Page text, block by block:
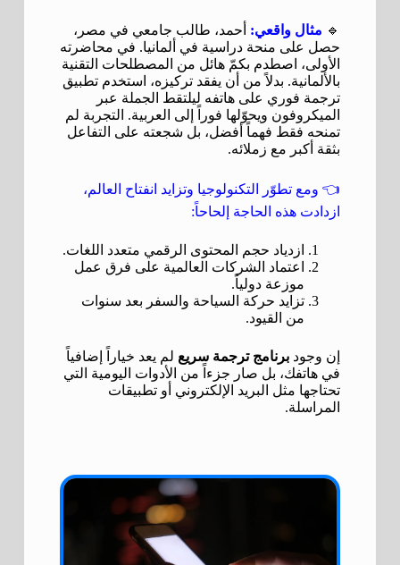
🔹 مثال واقعي: أحمد، طالب جامعي في مصر،
حصل على منحة دراسية في ألمانيا. في محاضرته
الأولى، اصطدم بكمّ هائل من المصطلحات التقنية
بالألمانية. بدلاً من أن يفقد تركيزه، استخدم تطبيق
ترجمة فوري على هاتفه ليلتقط الجملة عبر
الميكروفون ويحوّلها فوراً إلى العربية. التجربة لم
تمنحه فقط فهماً أفضل، بل شجعته على التفاعل
بثقة أكبر مع زملائه.
👈 ومع تطوّر التكنولوجيا وتزايد انفتاح العالم،
ازدادت هذه الحاجة إلحاحاً:
ازدياد حجم المحتوى الرقمي متعدد اللغات.
اعتماد الشركات العالمية على فرق عمل
موزعة دولياً.
تزايد حركة السياحة والسفر بعد سنوات
من القيود.
إن وجود برنامج ترجمة سريع لم يعد خياراً إضافياً
في هاتفك، بل صار جزءاً من الأدوات اليومية التي
تحتاجها مثل البريد الإلكتروني أو تطبيقات
المراسلة.